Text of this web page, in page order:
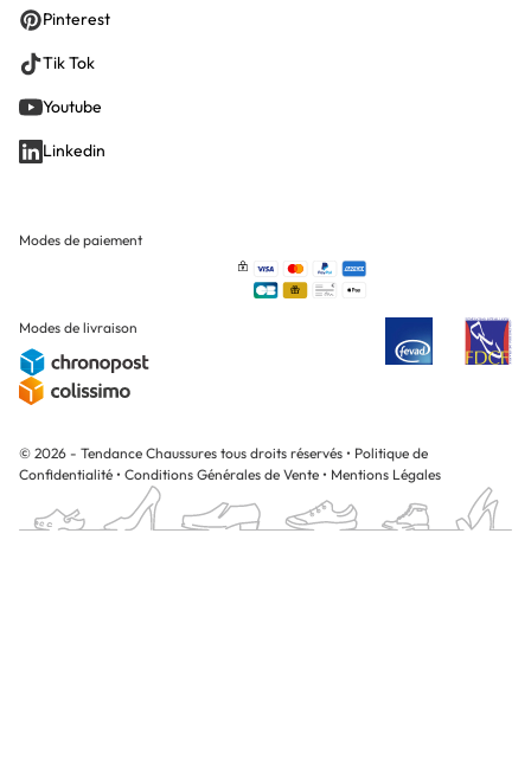
Pinterest
Tik Tok
Youtube
Linkedin
Modes de paiement
Modes de livraison
© 2026 - Tendance Chaussures tous droits réservés • Politique de
Confidentialité • Conditions Générales de Vente • Mentions Légales